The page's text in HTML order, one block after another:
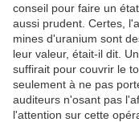
conseil pour faire un
aussi prudent. Certes,
mines d'uranium sont
leur valeur, était-il dit.
suffirait pour couvrir le
seulement à ne pas
auditeurs n'osant pas
l'attention sur cette